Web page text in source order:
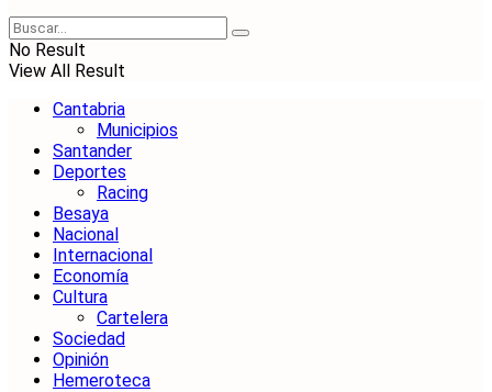
No Result
View All Result
Cantabria
Municipios
Santander
Deportes
Racing
Besaya
Nacional
Internacional
Economía
Cultura
Cartelera
Sociedad
Opinión
Hemeroteca